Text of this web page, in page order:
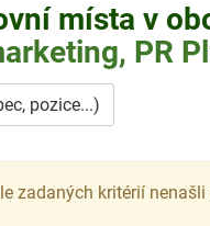
místa v
PR
pozice...)
zadaných kritérií nenašli